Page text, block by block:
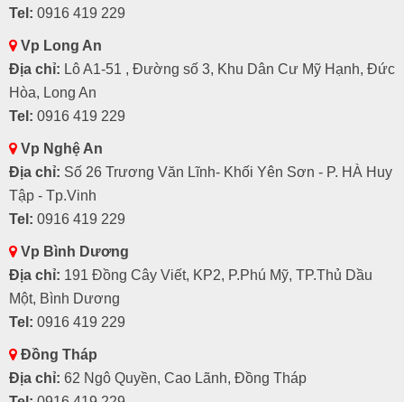
Tel: 0916 419 229
Vp Long An
Địa chỉ: Lô A1-51 , Đường số 3, Khu Dân Cư Mỹ Hạnh, Đức
Hòa, Long An
Tel: 0916 419 229
Vp Nghệ An
Địa chỉ: Số 26 Trương Văn Lĩnh- Khối Yên Sơn - P. HÀ Huy
Tập - Tp.Vinh
Tel: 0916 419 229
Vp Bình Dương
Địa chỉ: 191 Đồng Cây Viết, KP2, P.Phú Mỹ, TP.Thủ Dầu
Một, Bình Dương
Tel: 0916 419 229
Đồng Tháp
Địa chỉ: 62 Ngô Quyền, Cao Lãnh, Đồng Tháp